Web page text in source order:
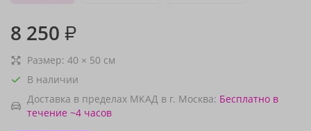
8 250 ₽
Размер: 40 × 50 см
В наличии
Доставка в пределах МКАД в г. Москва: Бесплатно в
течение ~4 часов